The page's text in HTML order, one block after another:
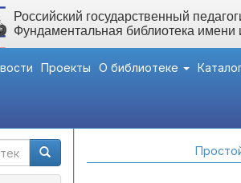
Российский государственный
Фундаментальная библиотека
Проекты О библиотеке